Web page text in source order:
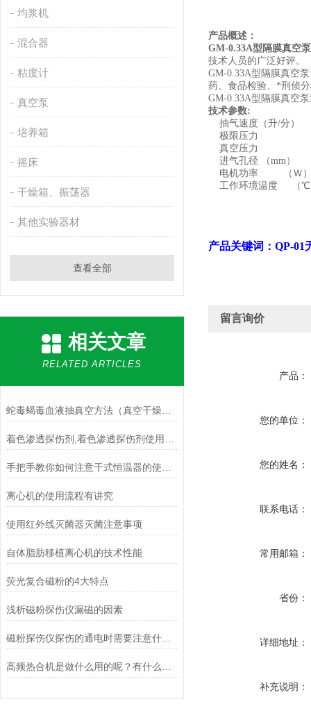
均浆机
混合器
粘度计
真空泵
培养箱
摇床
干燥箱、振荡器
其他实验器材
查看全部
相关文章
RELATED ARTICLES
离心机的使用流程有讲究
使用红外线灭菌器灭菌注意事项
自体脂肪移植离心机的技术性能
荧光复合磁粉的4大特点
浅析磁粉探伤仪漏磁的因素
磁粉探伤仪探伤的通电时需要注意什么？
产品概述：
GM-0.33A型隔膜真空泵
技术人员的广泛好评。
GM-0.33A型隔膜真空
药、食品检验、*刑侦
GM-0.33A型隔膜真空
技术参数:
抽气速度 （ 升/分 ）
极限压力
真空压力
进气孔径
（mm）
电机功率
（ Ｗ
工作环境温度
（
产品关键词： QP-01
留言询价
产品：
您的单位：
您的姓名：
联系电话：
常用邮箱：
省份：
详细地址：
补充说明：